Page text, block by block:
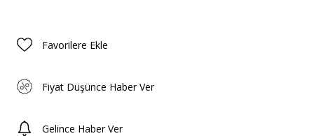
Favorilere Ekle
Fiyat Düşünce Haber Ver
Gelince Haber Ver